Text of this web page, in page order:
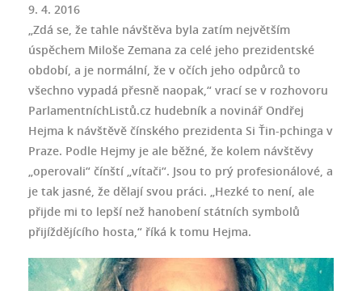
9. 4. 2016
„Zdá se, že tahle návštěva byla zatím největším
úspěchem Miloše Zemana za celé jeho prezidentské
období, a je normální, že v očích jeho odpůrců to
všechno vypadá přesně naopak,“ vrací se v rozhovoru
ParlamentníchListů.cz hudebník a novinář Ondřej
Hejma k návštěvě čínského prezidenta Si Ťin-pchinga v
Praze. Podle Hejmy je ale běžné, že kolem návštěvy
„operovali“ čínští „vítači“. Jsou to prý profesionálové, a
je tak jasné, že dělají svou práci. „Hezké to není, ale
přijde mi to lepší než hanobení státních symbolů
přijíždějícího hosta,“ říká k tomu Hejma.